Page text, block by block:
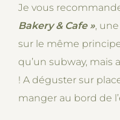
Je vous
Bakery & Cafe»,
sur le même
qu’un subway, mais
! A déguster sur
manger au bord de